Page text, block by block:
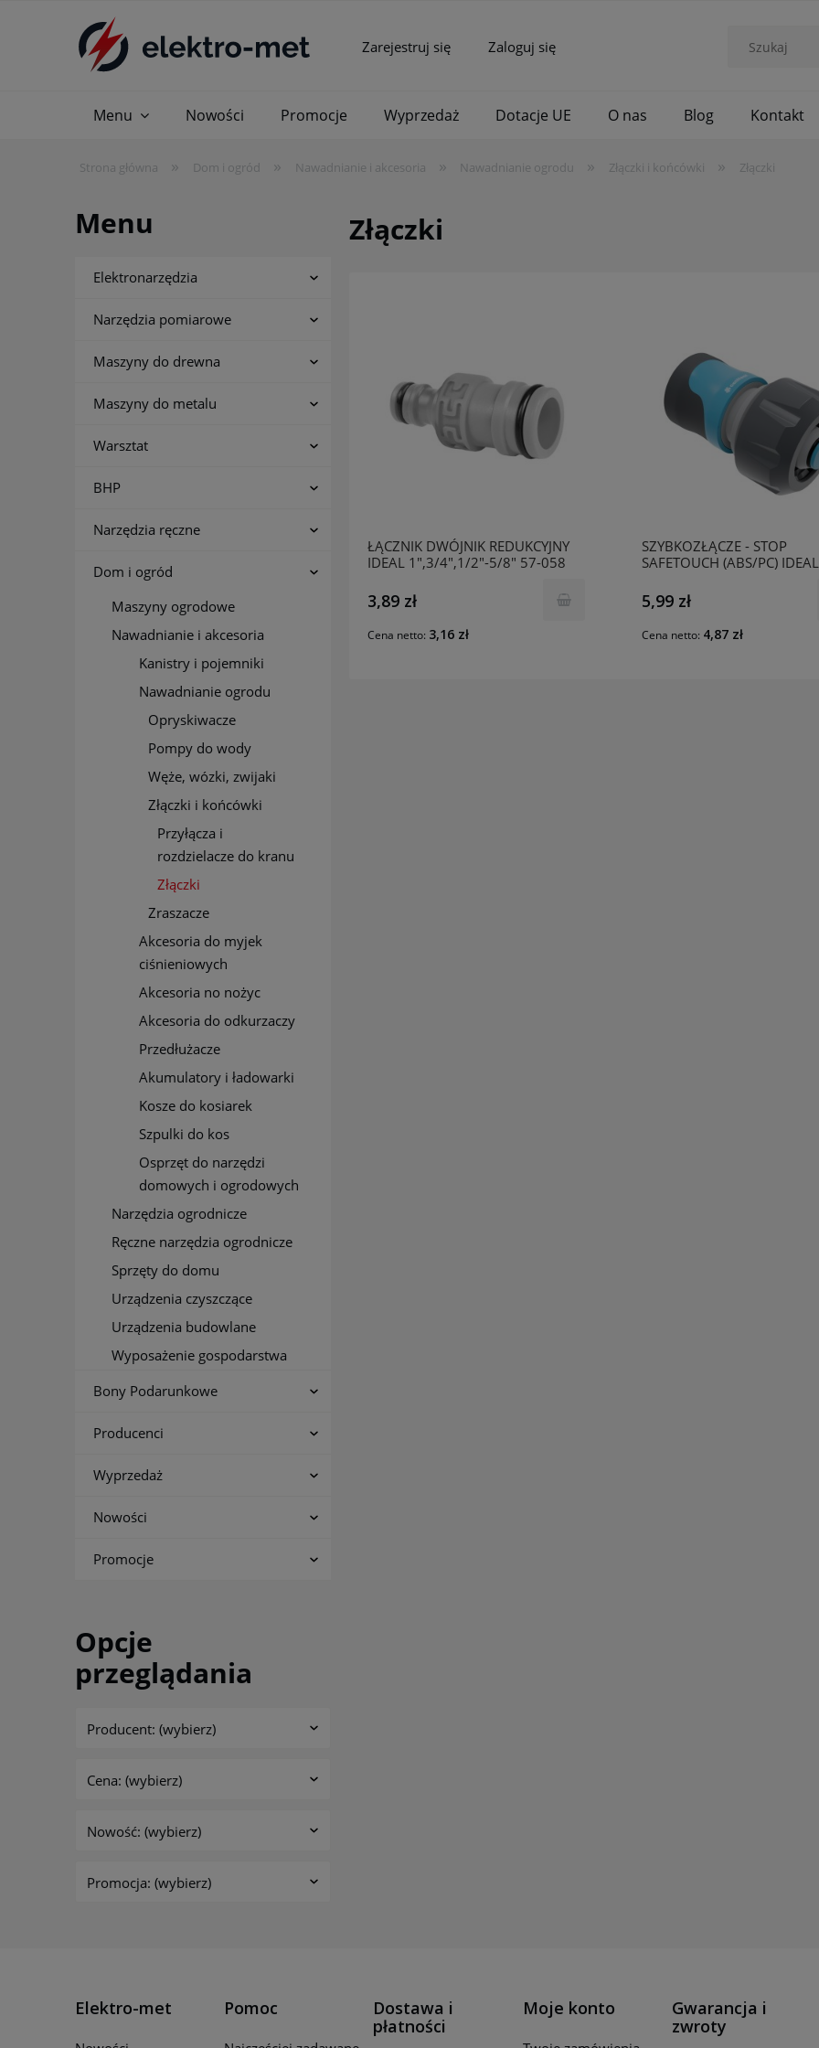
Zarejestruj się Zaloguj się
Menu Nowości Promocje Wyprzedaż Dotacje UE O nas Blog Kontakt
Strona główna » Dom i ogród » Nawadnianie i akcesoria » Nawadnianie ogrodu » Złączki i końcówki » Złączki
Menu
Elektronarzędzia
Narzędzia pomiarowe
Maszyny do drewna
Maszyny do metalu
Warsztat
BHP
Narzędzia ręczne
Dom i ogród
Maszyny ogrodowe
Nawadnianie i akcesoria
Kanistry i pojemniki
Nawadnianie ogrodu
Opryskiwacze
Pompy do wody
Węże, wózki, zwijaki
Złączki i końcówki
Przyłącza i
rozdzielacze do kranu
Złączki
Zraszacze
Akcesoria do myjek
ciśnieniowych
Akcesoria no nożyc
Akcesoria do odkurzaczy
Przedłużacze
Akumulatory i ładowarki
Kosze do kosiarek
Szpulki do kos
Osprzęt do narzędzi
domowych i ogrodowych
Narzędzia ogrodnicze
Ręczne narzędzia ogrodnicze
Sprzęty do domu
Urządzenia czyszczące
Urządzenia budowlane
Wyposażenie gospodarstwa
Bony Podarunkowe
Producenci
Wyprzedaż
Nowości
Promocje
Opcje
przeglądania
Producent: (wybierz)
Cena: (wybierz)
Nowość: (wybierz)
Promocja: (wybierz)
Złączki
ŁĄCZNIK DWÓJNIK REDUKCYJNY
IDEAL 1",3/4",1/2"-5/8" 57-058
3,89 zł
Cena netto: 3,16 zł
SZYBKOZŁĄCZE - STOP
SAFETOUCH (ABS/PC)
5,99 zł
Cena netto: 4,87 zł
Elektro-met Pomoc
Dostawa i
płatności
Moje konto
Gwarancja i
zwroty